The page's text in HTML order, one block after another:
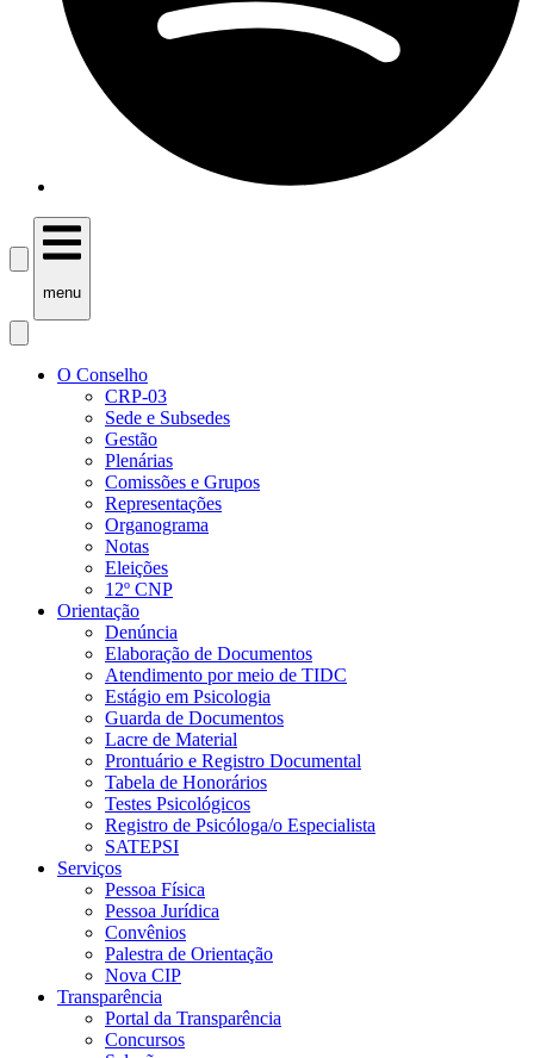
menu
O Conselho
CRP-03
Sede e Subsedes
Gestão
Plenárias
Comissões e Grupos
Representações
Organograma
Notas
Eleições
12º CNP
Orientação
Denúncia
Elaboração de Documentos
Atendimento por meio de TIDC
Estágio em Psicologia
Guarda de Documentos
Lacre de Material
Prontuário e Registro Documental
Tabela de Honorários
Testes Psicológicos
Registro de Psicóloga/o Especialista
SATEPSI
Serviços
Pessoa Física
Pessoa Jurídica
Convênios
Palestra de Orientação
Nova CIP
Transparência
Portal da Transparência
Concursos